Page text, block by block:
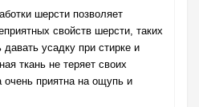
шерсти позволяет
свойств шерсти, таких
давать усадку при стирке и
ткань не теряет своих
очень приятна на ощупь и